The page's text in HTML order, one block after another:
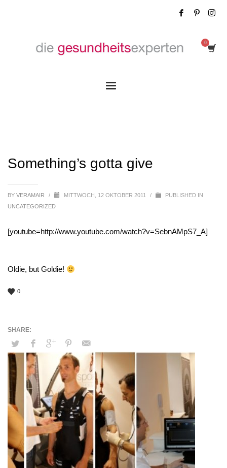
Something’s gotta give
BY VERAMAIR / MITTWOCH, 12 OKTOBER 2011 /
PUBLISHED IN
UNCATEGORIZED
[youtube=http://www.youtube.com/watch?v=SebnAMpS7_A]
Oldie, but Goldie!
0